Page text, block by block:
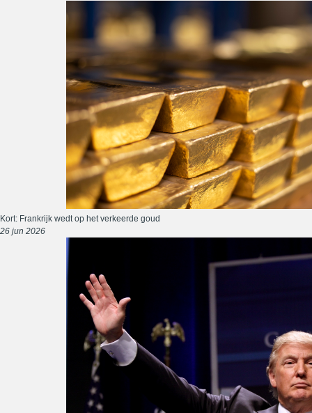
Kort: Frankrijk wedt op het verkeerde goud
26 jun 2026